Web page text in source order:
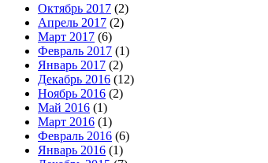
Октябрь 2017 (2)
Апрель 2017 (2)
Март 2017 (6)
Февраль 2017 (1)
Январь 2017 (2)
Декабрь 2016 (12)
Ноябрь 2016 (2)
Май 2016 (1)
Март 2016 (1)
Февраль 2016 (6)
Январь 2016 (1)